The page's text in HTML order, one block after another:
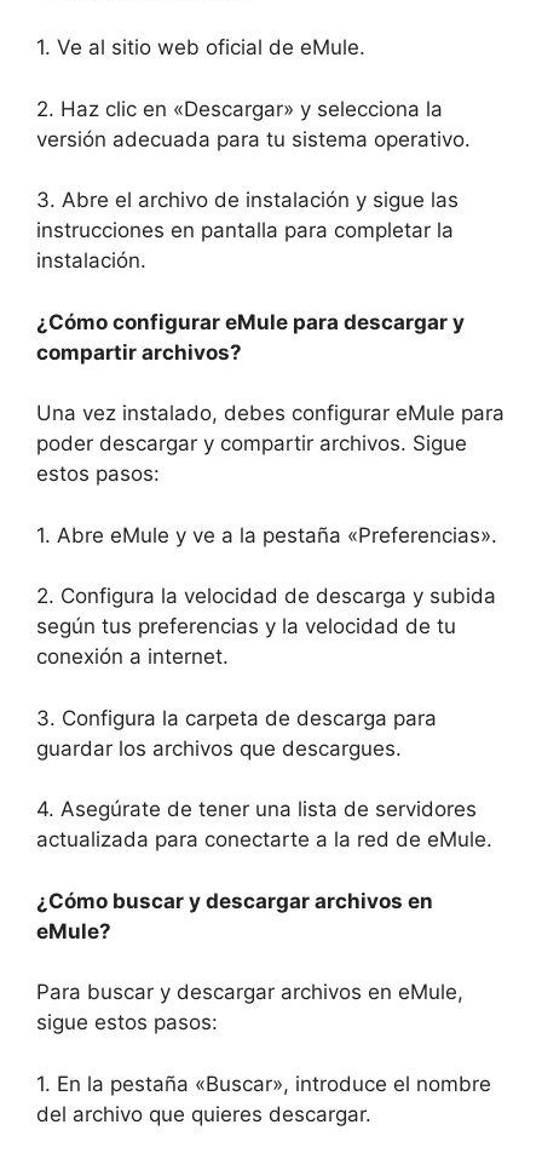
1. Ve al sitio web oficial de eMule.
2. Haz clic en «Descargar» y selecciona la
versión adecuada para tu sistema operativo.
3. Abre el archivo de instalación y sigue las
instrucciones en pantalla para completar la
instalación.
¿Cómo configurar eMule para descargar y
compartir archivos?
Una vez instalado, debes configurar eMule para
poder descargar y compartir archivos. Sigue
estos pasos:
1. Abre eMule y ve a la pestaña «Preferencias».
2. Configura la velocidad de descarga y subida
según tus preferencias y la velocidad de tu
conexión a internet.
3. Configura la carpeta de descarga para
guardar los archivos que descargues.
4. Asegúrate de tener una lista de servidores
actualizada para conectarte a la red de eMule.
¿Cómo buscar y descargar archivos en
eMule?
Para buscar y descargar archivos en eMule,
sigue estos pasos:
1. En la pestaña «Buscar», introduce el nombre
del archivo que quieres descargar.